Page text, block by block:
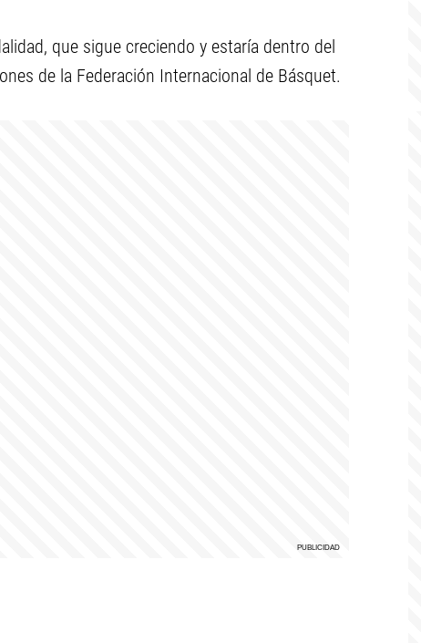
que sigue creciendo y estaría dentro del
de la Federación Internacional de Básquet.